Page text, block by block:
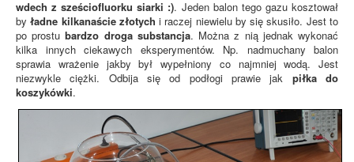
wdech z sześciofluorku siarki :). Jeden balon tego gazu kosztował
by ładne kilkanaście złotych i raczej niewielu by się skusiło. Jest to
po prostu bardzo droga substancja. Można z nią jednak wykonać
kilka innych ciekawych eksperymentów. Np. nadmuchany balon
sprawia wrażenie jakby był wypełniony co najmniej wodą. Jest
niezwykle ciężki. Odbija się od podłogi prawie jak piłka do
koszykówki.